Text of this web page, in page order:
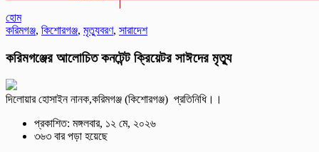
হোম
করিমগঞ্জ, কিশোরগঞ্জ, মৃত্যুবরণ, সারাদেশ
করিমগঞ্জের আলোচিত কনটেন্ট ক্রিয়েটর সাঈদের মৃত্যু
দিলোয়ার হোসাইন নানক,করিমগঞ্জ (কিশোরগঞ্জ) প্রতিনিধি।।
প্রকাশিত: মঙ্গলবার, ১২ মে, ২০২৬
৩৬৩ বার পড়া হয়েছে